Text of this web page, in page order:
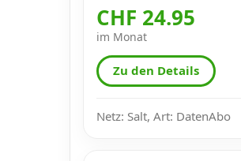
CHF 24.95
im Monat
Zu den Details
Netz: Salt, Art: DatenAbo